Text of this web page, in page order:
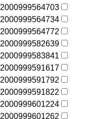
2000999564703
2000999564734
2000999564772
2000999582639
2000999583841
2000999591617
2000999591792
2000999591822
2000999601224
2000999601262